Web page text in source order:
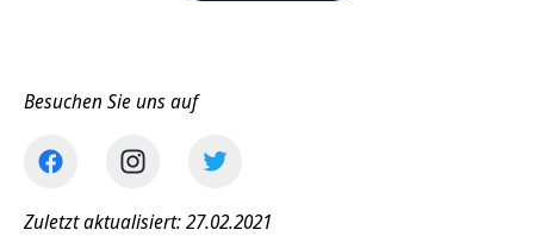
Besuchen Sie uns auf
Zuletzt aktualisiert: 27.02.2021